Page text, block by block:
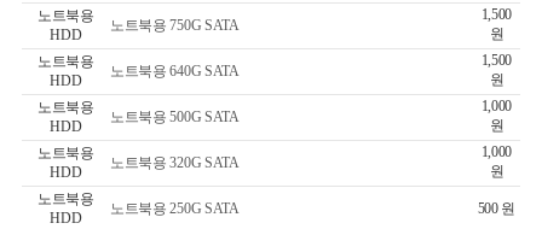
노트북용
HDD
노트북용 750G SATA
1,500
원
노트북용
HDD
노트북용 640G SATA
1,500
원
노트북용
HDD
노트북용 500G SATA
1,000
원
노트북용
HDD
노트북용 320G SATA
1,000
원
노트북용
HDD
노트북용 250G SATA 500 원